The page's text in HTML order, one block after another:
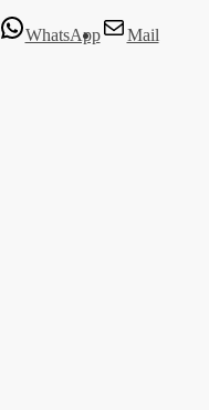
WhatsApp Mail